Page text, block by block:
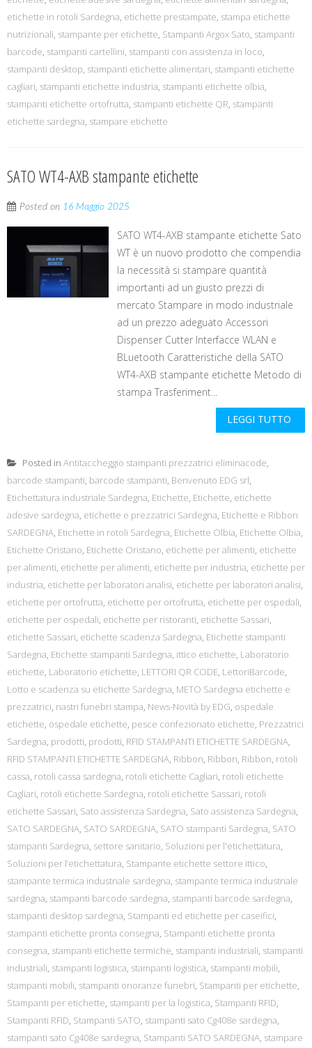
etichette in rotoli Sardegna, etichette prestampate, stampa etichette
nutrizionali, stampante per etichette, Stampanti Argox Sato, stampanti
barcode, stampanti cartellini, stampanti con assistenza in loco,
stampanti desktop, stampanti etichette alimentari, stampanti etichette
cagliari, stampanti etichette industria, stampanti etichette olbia,
stampanti etichette ortofrutta, stampanti etichette QR, stampanti
etichette sardegna, stampare etichette
SATO WT4-AXB stampante etichette
Posted on 16 Maggio 2025
SATO WT4-AXB stampante etichette Sato
WT è un nuovo prodotto che compendia
la necessità si stampare quantità
importanti ad un giusto prezzi di
mercato Stampare in modo industriale
ad un prezzo adeguato Accessori
Dispenser Cutter Interfacce WLAN e
BLuetooth Caratteristiche della SATO
WT4-AXB stampante etichette Metodo di
stampa Trasferiment...
LEGGI TUTTO
Posted in Antitaccheggio stampanti prezzatrici eliminacode,
barcode stampanti, barcode stampanti, Benvenuto EDG srl,
Etichettatura industriale Sardegna, Etichette, Etichette, etichette
adesive sardegna, etichette e prezzatrici Sardegna, Etichette e Ribbon
SARDEGNA, Etichette in rotoli Sardegna, Etichette Olbia, Etichette Olbia,
Etichette Oristano, Etichette Oristano, etichette per alimenti, etichette
per alimenti, etichette per alimenti, etichette per industria, etichette per
industria, etichette per laboratori analisi, etichette per laboratori analisi,
etichette per ortofrutta, etichette per ortofrutta, etichette per ospedali,
etichette per ospedali, etichette per ristoranti, etichette Sassari,
etichette Sassari, etichette scadenza Sardegna, Etichette stampanti
Sardegna, Etichette stampanti Sardegna, ittico etichette, Laboratorio
etichette, Laboratorio etichette, LETTORI QR CODE, LettoriBarcode,
Lotto e scadenza su etichette Sardegna, METO Sardegna etichette e
prezzatrici, nastri funebri stampa, News-Novità by EDG, ospedale
etichette, ospedale etichette, pesce confezionato etichette, Prezzatrici
Sardegna, prodotti, prodotti, RFID STAMPANTI ETICHETTE SARDEGNA,
RFID STAMPANTI ETICHETTE SARDEGNA, Ribbon, Ribbon, Ribbon, rotoli
cassa, rotoli cassa sardegna, rotoli etichette Cagliari, rotoli etichette
Cagliari, rotoli etichette Sardegna, rotoli etichette Sassari, rotoli
etichette Sassari, Sato assistenza Sardegna, Sato assistenza Sardegna,
SATO SARDEGNA, SATO SARDEGNA, SATO stampanti Sardegna, SATO
stampanti Sardegna, settore sanitario, Soluzioni per l'etichettatura,
Soluzioni per l’etichettatura, Stampante etichette settore ittico,
stampante termica industriale sardegna, stampante termica industriale
sardegna, stampanti barcode sardegna, stampanti barcode sardegna,
stampanti desktop sardegna, Stampanti ed etichette per caseifici,
stampanti etichette pronta consegna, Stampanti etichette pronta
consegna, stampanti etichette termiche, stampanti industriali, stampanti
industriali, stampanti logistica, stampanti logistica, stampanti mobili,
stampanti mobili, stampanti onoranze funebri, Stampanti per etichette,
Stampanti per etichette, stampanti per la logistica, Stampanti RFID,
Stampanti RFID, Stampanti SATO, stampanti sato Cg408e sardegna,
stampanti sato Cg408e sardegna, Stampanti SATO SARDEGNA, stampare